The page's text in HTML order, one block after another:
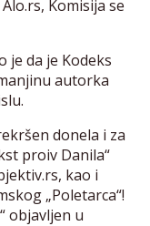
Komisija se
je da je Kodeks
autorka
donela i za
proiv Danila“
kao i
„Poletarca“!
objavljen u